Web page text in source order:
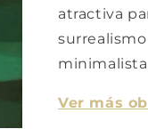
atractiva
Ver más